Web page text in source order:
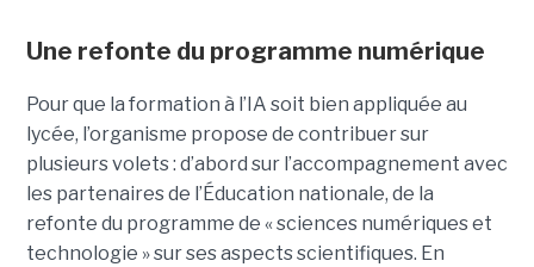
Une refonte du programme numérique
Pour que la formation à l’IA soit bien appliquée au
lycée, l’organisme propose de contribuer sur
plusieurs volets : d’abord sur l’accompagnement avec
les partenaires de l’Éducation nationale, de la
refonte du programme de « sciences numériques et
technologie » sur ses aspects scientifiques. En